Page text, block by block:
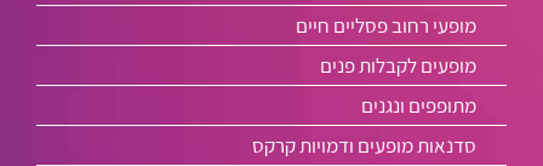
מופעי רחוב פסליים חיים
מופעים לקבלות פנים
מתופפים ונגנים
סדנאות מופעים ודמויות קרקס